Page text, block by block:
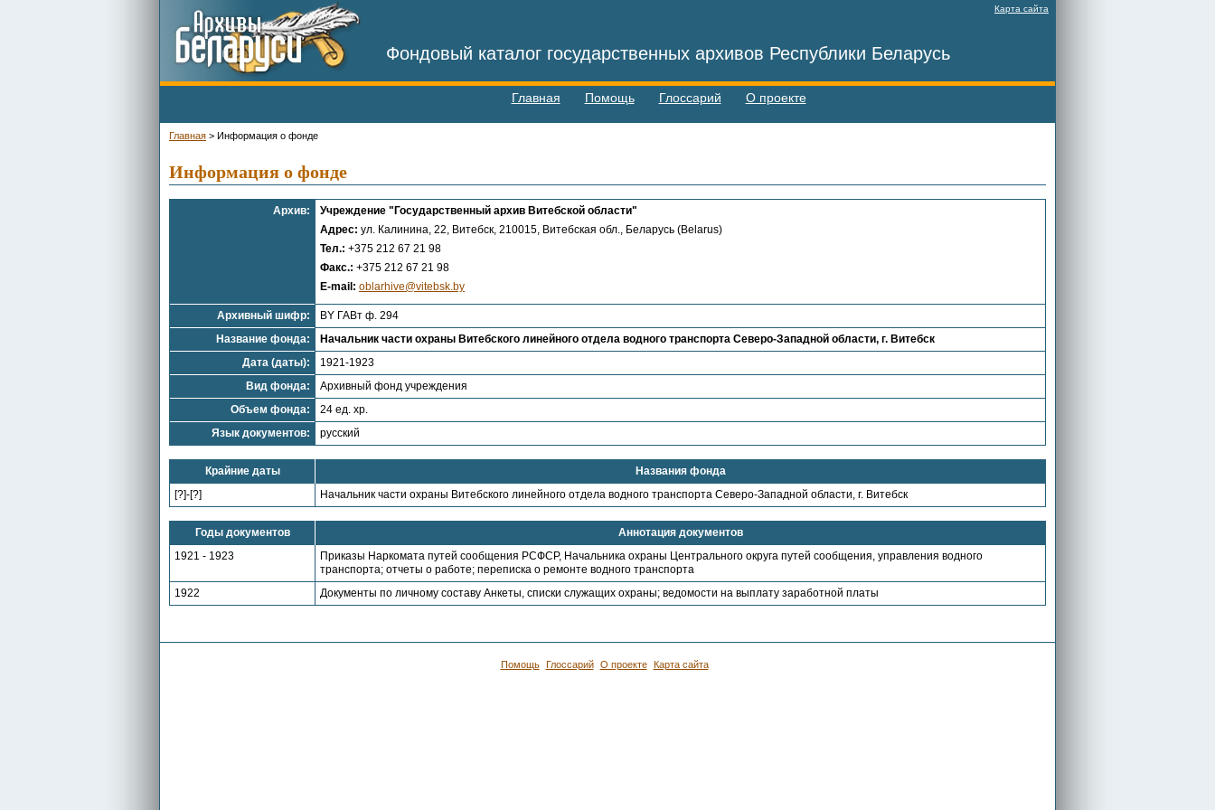
Карта сайта
Фондовый каталог государственных архивов Республики Беларусь
Главная Помощь Глоссарий О проекте
Главная > Информация о фонде
Информация о фонде
Архив:
Учреждение "Государственный архив Витебской области"
Адрес: ул. Калинина, 22, Витебск, 210015, Витебская обл., Беларусь (Belarus)
Тел.: +375 212 67 21 98
Факс.: +375 212 67 21 98
E-mail: oblarhive@vitebsk.by
Архивный шифр:
BY ГАВт ф. 294
Название фонда:
Начальник части охраны Витебского линейного отдела водного транспорта Северо-Западной области, г. Витебск
Дата (даты):
1921-1923
Вид фонда:
Архивный фонд учреждения
Объем фонда:
24 ед. хр.
Язык документов:
русский
Крайние даты
Названия фонда
[?]-[?]
Начальник части охраны Витебского линейного отдела водного транспорта Северо-Западной области, г. Витебск
Годы документов
Аннотация документов
1921 - 1923
Приказы Наркомата путей сообщения РСФСР, Начальника охраны Центрального округа путей сообщения, управления водного
транспорта; отчеты о работе; переписка о ремонте водного транспорта
1922
Документы по личному составу Анкеты, списки служащих охраны; ведомости на выплату заработной платы
Помощь Глоссарий О проекте Карта сайта